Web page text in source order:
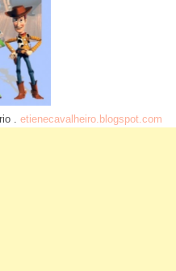
. etienecavalheiro.blogspot.com